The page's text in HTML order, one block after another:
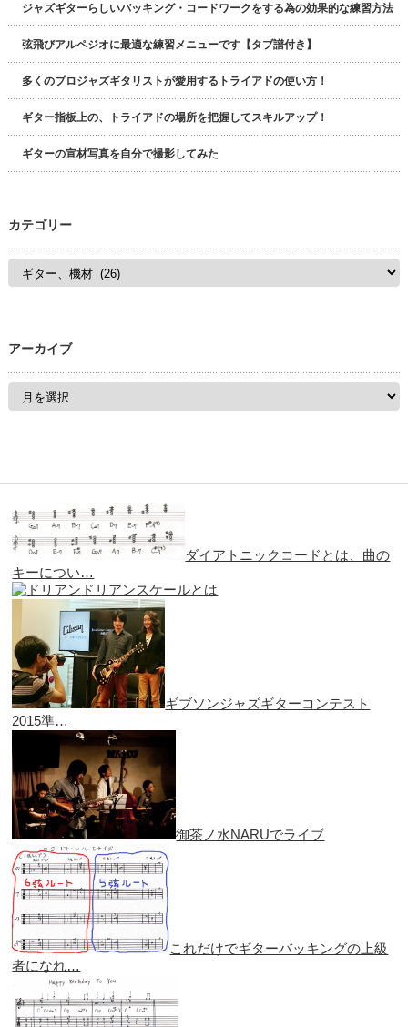
ジャズギターらしいバッキング・コードワークをする為の効果的な練習方法
弦飛びアルペジオに最適な練習メニューです【タブ譜付き】
多くのプロジャズギタリストが愛用するトライアドの使い方！
ギター指板上の、トライアドの場所を把握してスキルアップ！
ギターの宣材写真を自分で撮影してみた
カテゴリー
アーカイブ
ダイアトニックコードとは、曲の
キーについ…
ドリアンスケールとは
ギブソンジャズギターコンテスト
2015準…
御茶ノ水NARUでライブ
これだけでギターバッキングの上級
者になれ…